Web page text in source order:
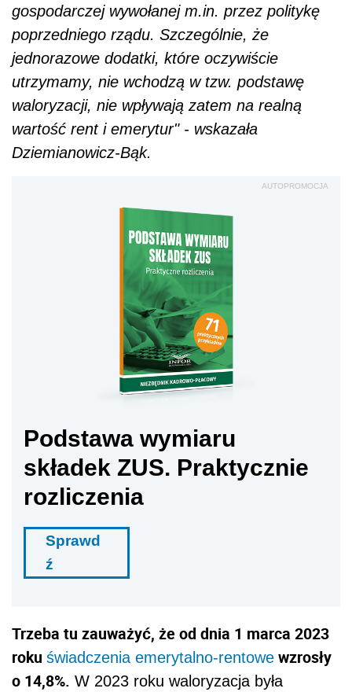
gospodarczej wywołanej m.in. przez politykę
poprzedniego rządu. Szczególnie, że
jednorazowe dodatki, które oczywiście
utrzymamy, nie wchodzą w tzw. podstawę
waloryzacji, nie wpływają zatem na realną
wartość rent i emerytur" - wskazała
Dziemianowicz-Bąk.
AUTOPROMOCJA
Podstawa wymiaru
składek ZUS. Praktycznie
rozliczenia
Sprawd
ź
Trzeba tu zauważyć, że od dnia 1 marca 2023
roku świadczenia emerytalno-rentowe wzrosły
o 14,8%. W 2023 roku waloryzacja była